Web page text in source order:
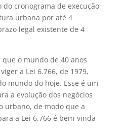
cronograma de execução
urbana por até 4
legal existente de 4
o mundo de 40 anos
a Lei 6.766, de 1979,
mundo do hoje. Esse é um
a evolução dos negócios
urbano, de modo que a
a Lei 6.766 é bem-vinda